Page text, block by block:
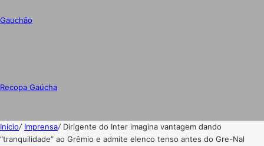
Gauchão
Recopa Gaúcha
Início/ Imprensa/ Dirigente do Inter imagina vantagem dando
“tranquilidade” ao Grêmio e admite elenco tenso antes do Gre-Nal